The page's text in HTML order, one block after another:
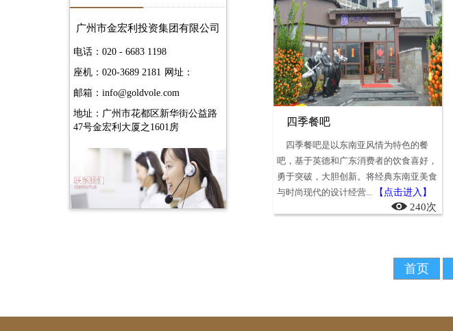
广州市金宏利投资集团有限公司
电话：020 - 6683 1198
座机：020-3689 2181 网址：
邮箱：info@goldvole.com
地址：广州市花都区新华街公益路
47号金宏利大厦之1601房
四季餐吧
四季餐吧是以东南亚风情为特色的餐
吧，基于英德和广东消费者的饮食喜好，
勇于突破，大胆创新。将经典东南亚美食
与时尚现代的设计经营...
【点击进入】
240次
首页